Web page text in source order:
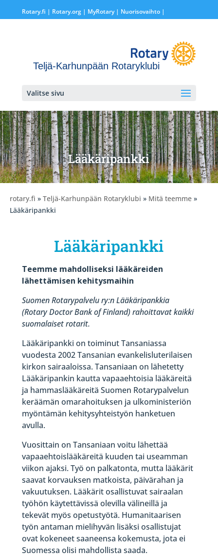
Rotary.fi | Rotary.org| MyRotary | Nuorisovaihto|
Teljä-Karhunpään Rotaryklubi
Valitse sivu
Lääkäripankki
rotary.fi » Teljä-Karhunpään Rotaryklubi » Mitä teemme »
Lääkäripankki
Lääkäripankki
Teemme mahdolliseksi lääkäreiden
lähettämisen kehitysmaihin
Suomen Rotarypalvelu ry:n Lääkäripankkia
(Rotary Doctor Bank of Finland) rahoittavat kaikki
suomalaiset rotarit.
Lääkäripankki on toiminut Tansaniassa
vuodesta 2002 Tansanian evankelisluterilaisen
kirkon sairaaloissa. Tansaniaan on lähetetty
Lääkäripankin kautta vapaaehtoisia lääkäreitä
ja hammaslääkäreitä Suomen Rotarypalvelun
keräämän omarahoituksen ja ulkoministeriön
myöntämän kehitysyhteistyön hanketuen
avulla.
Vuosittain on Tansaniaan voitu lähettää
vapaaehtoislääkäreitä kuuden tai useamman
viikon ajaksi. Työ on palkatonta, mutta lääkärit
saavat korvauksen matkoista, päivärahan ja
vakuutuksen. Lääkärit osallistuvat sairaalan
työhön käytettävissä olevilla välineillä ja
tekevät myös opetustyötä. Humanitaarisen
työn antaman mielihyvän lisäksi osallistujat
ovat kokeneet saaneensa kokemusta, jota ei
Suomessa olisi mahdollista saada.